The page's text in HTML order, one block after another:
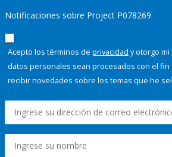
Notificaciones sobre Project P078269
Acepto los términos de privacidad y otorgo
datos personales sean procesados con el fin
recibir novedades sobre los temas que he